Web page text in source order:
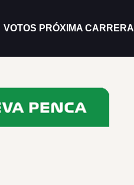
VOTOS PRÓXIMA CARRERA